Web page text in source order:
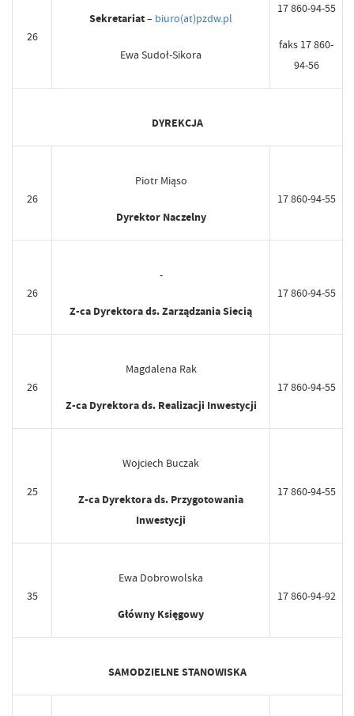
26
Sekretariat– biuro(at)pzdw.pl
Ewa Sudoł-Sikora
17 860-94-55
faks 17 860-
94-56
DYREKCJA
26
Piotr Miąso
Dyrektor Naczelny
17 860-94-55
26
-
Z-ca Dyrektora ds. Zarządzania Siecią
17 860-94-55
26
Magdalena Rak
Z-ca Dyrektora ds. Realizacji Inwestycji
17 860-94-55
25
Wojciech Buczak
Z-ca Dyrektora ds. Przygotowania
Inwestycji
17 860-94-55
35
Ewa Dobrowolska
Główny Księgowy
17 860-94-92
SAMODZIELNE STANOWISKA